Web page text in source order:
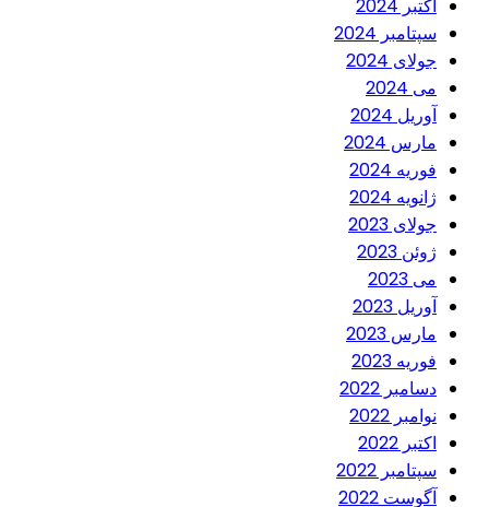
اکتبر 2024
سپتامبر 2024
جولای 2024
می 2024
آوریل 2024
مارس 2024
فوریه 2024
ژانویه 2024
جولای 2023
ژوئن 2023
می 2023
آوریل 2023
مارس 2023
فوریه 2023
دسامبر 2022
نوامبر 2022
اکتبر 2022
سپتامبر 2022
آگوست 2022